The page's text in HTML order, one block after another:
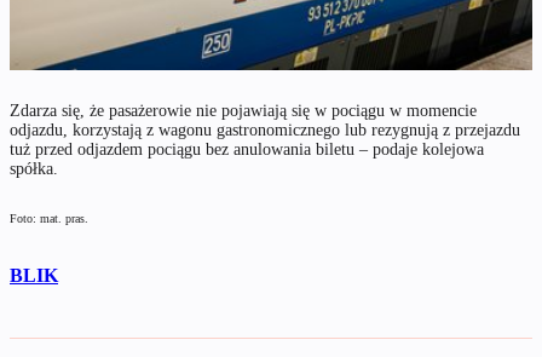
Zdarza się, że pasażerowie nie pojawiają się w pociągu w momencie
odjazdu, korzystają z wagonu gastronomicznego lub rezygnują z przejazdu
tuż przed odjazdem pociągu bez anulowania biletu – podaje kolejowa
spółka.
Foto: mat. pras.
BLIK